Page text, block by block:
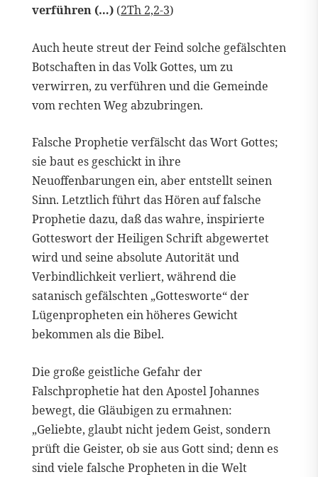
verführen (…) (2Th 2,2-3)
Auch heute streut der Feind solche gefälschten
Botschaften in das Volk Gottes, um zu
verwirren, zu verführen und die Gemeinde
vom rechten Weg abzubringen.
Falsche Prophetie verfälscht das Wort Gottes;
sie baut es geschickt in ihre
Neuoffenbarungen ein, aber entstellt seinen
Sinn. Letztlich führt das Hören auf falsche
Prophetie dazu, daß das wahre, inspirierte
Gotteswort der Heiligen Schrift abgewertet
wird und seine absolute Autorität und
Verbindlichkeit verliert, während die
satanisch gefälschten „Gottesworte“ der
Lügenpropheten ein höheres Gewicht
bekommen als die Bibel.
Die große geistliche Gefahr der
Falschprophetie hat den Apostel Johannes
bewegt, die Gläubigen zu ermahnen:
„Geliebte, glaubt nicht jedem Geist, sondern
prüft die Geister, ob sie aus Gott sind; denn es
sind viele falsche Propheten in die Welt